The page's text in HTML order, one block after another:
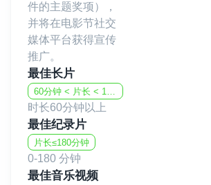
件的主题奖项），
并将在电影节社交
媒体平台获得宣传
推广。
最佳长片
时长60分钟以上
最佳纪录片
片长≤180分钟
0-180 分钟
最佳音乐视频